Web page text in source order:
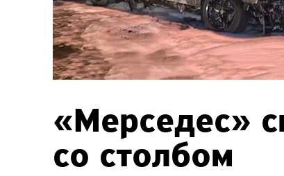
«Мерседес»
со столбом